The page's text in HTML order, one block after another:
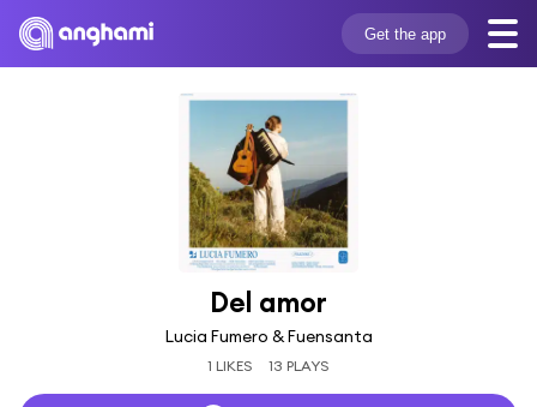
Get the app
Del amor
Lucia Fumero & Fuensanta
1 LIKES 13 PLAYS